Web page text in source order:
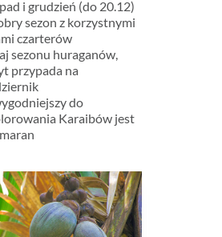
i grudzień (do 20.12)
sezon z korzystnymi
czarterów
sezonu huraganów,
przypada na
do
Karaibów jest